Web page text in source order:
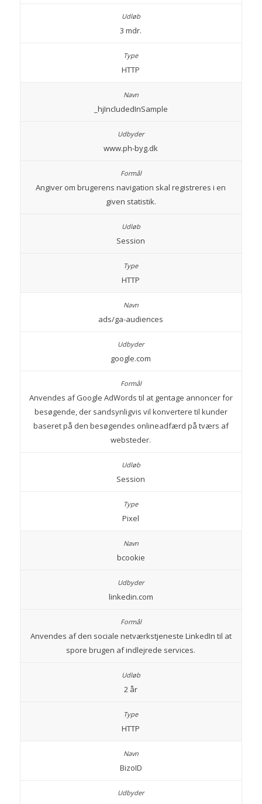
3 mdr.
HTTP
_hjIncludedInSample
www.ph-byg.dk
Angiver om brugerens navigation skal registreres i en
given statistik.
Session
HTTP
ads/ga-audiences
google.com
Anvendes af Google AdWords til at gentage annoncer for
besøgende, der sandsynligvis vil konvertere til kunder
baseret på den besøgendes onlineadfærd på tværs af
websteder.
Session
Pixel
bcookie
linkedin.com
Anvendes af den sociale netværkstjeneste LinkedIn til at
spore brugen af indlejrede services.
2 år
HTTP
BizoID